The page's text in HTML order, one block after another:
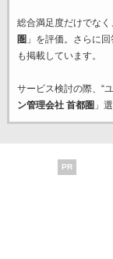
総合満足度だけでなく
圏 」を評価。さらに
も掲載しています。
サービス検討の際、“
ン管理会社 首都圏 」
PR